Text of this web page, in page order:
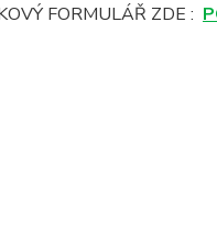
FORMULÁŘ ZDE :